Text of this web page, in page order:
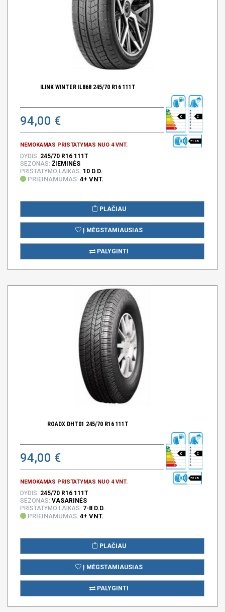
ILINK WINTER IL868 245/70 R16 111T
94,00 €
NEMOKAMAS PRISTATYMAS NUO 4 VNT.
C C
71 DB
DYDIS: 245/70 R16 111T
SEZONAS: ŽIEMINĖS
PRISTATYMO LAIKAS: 10 D.D.
PRIEINAMUMAS: 4+ VNT.
PLAČIAU
Į MĖGSTAMIAUSIAS
PALYGINTI
ROADX DHT01 245/70 R16 111T
94,00 €
NEMOKAMAS PRISTATYMAS NUO 4 VNT.
C C
72 DB
DYDIS: 245/70 R16 111T
SEZONAS: VASARINĖS
PRISTATYMO LAIKAS: 7-8 D.D.
PRIEINAMUMAS: 4+ VNT.
PLAČIAU
Į MĖGSTAMIAUSIAS
PALYGINTI